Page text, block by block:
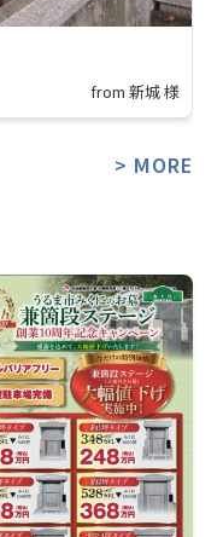
from 新城 様
> MORE